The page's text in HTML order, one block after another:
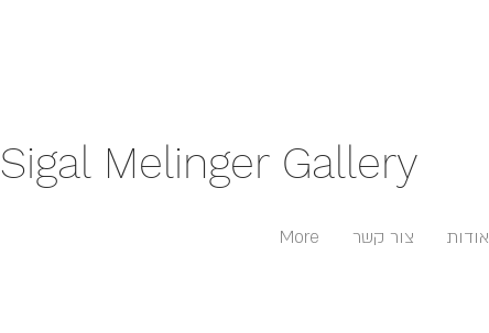
Sigal Melinger Gallery
אודות צור קשר More